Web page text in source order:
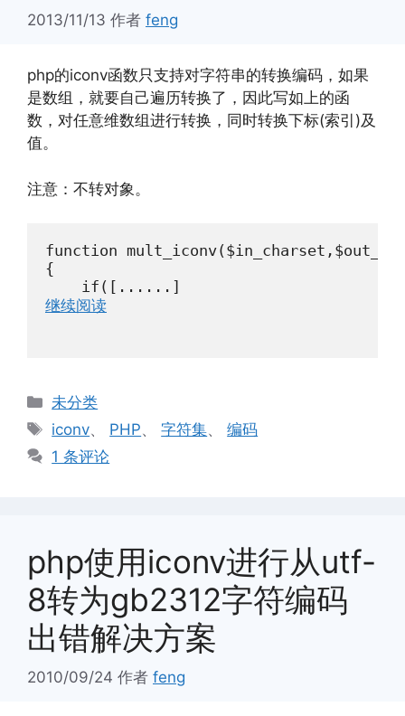
2013/11/13 作者 feng
php的iconv函数只支持对字符串的转换编码，如果
是数组，就要自己遍历转换了，因此写如上的函
数，对任意维数组进行转换，同时转换下标(索引)及
值。
注意：不转对象。
function
{
if([......]
继续阅读
分
类
未分类
标
签
iconv、 PHP、字符集、编码
1 条评论
php使用iconv进行从utf-
8转为gb2312字符编码
出错解决方案
2010/09/24 作者 feng